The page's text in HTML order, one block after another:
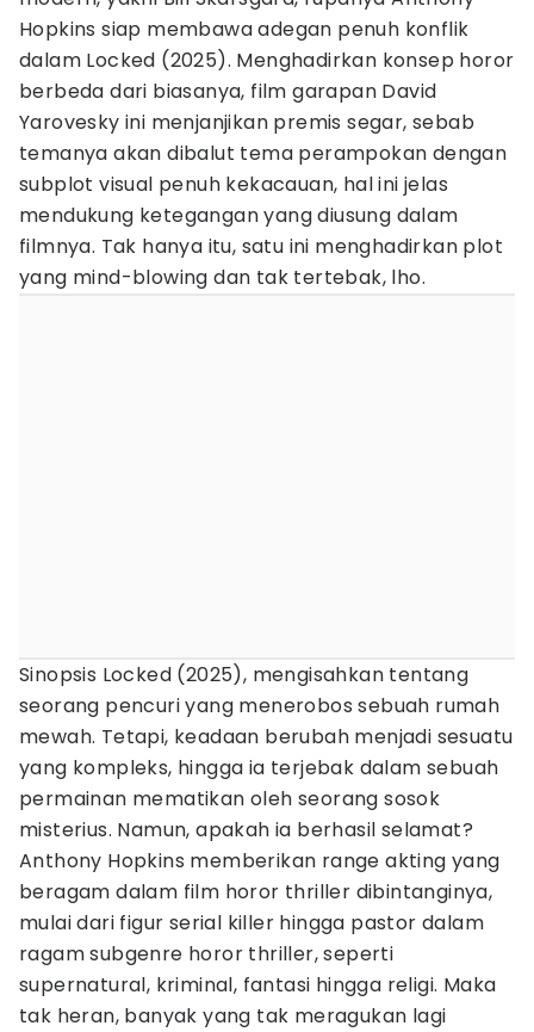
Hopkins siap membawa adegan penuh konflik
dalam Locked (2025). Menghadirkan konsep horor
berbeda dari biasanya, film garapan David
Yarovesky ini menjanjikan premis segar, sebab
temanya akan dibalut tema perampokan dengan
subplot visual penuh kekacauan, hal ini jelas
mendukung ketegangan yang diusung dalam
filmnya. Tak hanya itu, satu ini menghadirkan plot
yang mind-blowing dan tak tertebak, lho.
Sinopsis Locked (2025), mengisahkan tentang
seorang pencuri yang menerobos sebuah rumah
mewah. Tetapi, keadaan berubah menjadi sesuatu
yang kompleks, hingga ia terjebak dalam sebuah
permainan mematikan oleh seorang sosok
misterius. Namun, apakah ia berhasil selamat?
Anthony Hopkins memberikan range akting yang
beragam dalam film horor thriller dibintanginya,
mulai dari figur serial killer hingga pastor dalam
ragam subgenre horor thriller, seperti
supernatural, kriminal, fantasi hingga religi. Maka
tak heran, banyak yang tak meragukan lagi